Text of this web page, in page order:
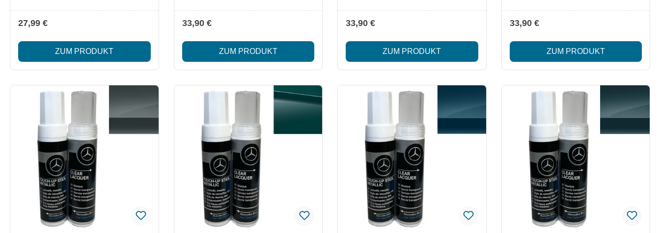
und den Originalfarbton zu erhalten.
Lieferumfang: 1x Mercedes-Benz Lackstift
Alpingrau Uni Besonderheiten: Original
Mercedes-Benz Qualität Passgenauer
Einfache Anwendung für schnelle
Sicherheitsinformationen Lackstift im
beiliegenden Datenblatt.
27,99 €
ZUM PRODUKT
und den Originalfarbton zu erhalten.
Lieferumfang: 1x Mercedes-Benz Lackstift
Mercedes-Benz Qualität Passgenauer
Einfache Anwendung für schnelle
33,90 €
ZUM PRODUKT
und den Originalfarbton zu erhalten.
Lieferumfang: 1x Mercedes-Benz Lackstift
Amazonitgrün Besonderheiten: Original
Mercedes-Benz Qualität Passgenauer
Einfache Anwendung für schnelle
33,90 €
ZUM PRODUKT
und den Originalfarbton zu erhalten.
Lieferumfang: 1x Mercedes-Benz Lackstift
Amethystviolett Besonderheiten: Original
Mercedes-Benz Qualität Passgenauer
Einfache Anwendung für schnelle
33,90 €
ZUM PRODUKT